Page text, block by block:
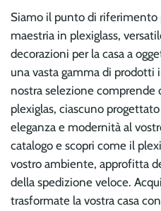
Siamo il punto di riferimento
maestria in plexiglass,
decorazioni per la casa a
una vasta gamma di prodotti
nostra selezione
plexiglas, ciascuno
eleganza e modernità al
catalogo e scopri come il
vostro ambiente, approfitta
della spedizione veloce.
trasformate la vostra casa